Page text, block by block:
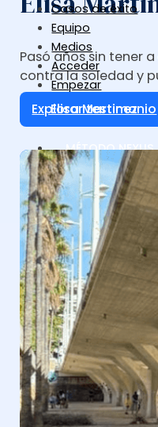
Casos de éxito
Equipo
Medios
Acceder
Empezar
MÉTODO NEXUS
CASOS DE ÉXITO
EQUIPO
MEDIOS
ACCEDER
EMPEZAR
Pasó años sin tener
contra la soledad y
Explorar testimonio